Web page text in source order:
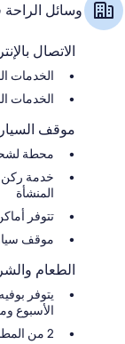
وسائل
الاتصال
الخدمات
الخدمات
موقف
محطة
خدمة ركن
المنشأة
تتوفر
موقف
الطعام
الأسبوع ومن 8:00 صباحًا إلى 10 صباحاً في عطلات
2 من المطاعم